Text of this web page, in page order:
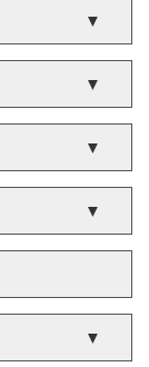
▼
▼
▼
▼
▼